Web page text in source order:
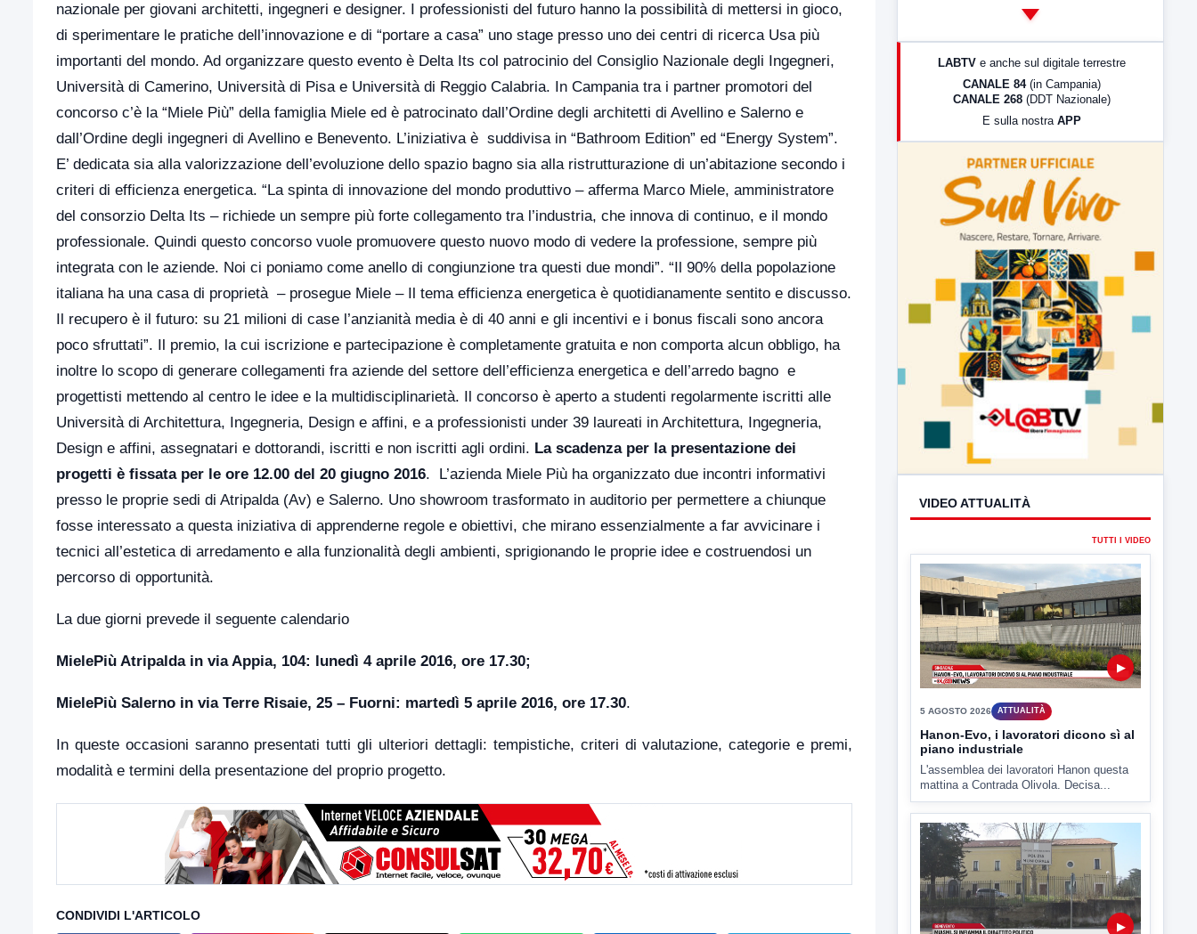
nazionale per giovani architetti, ingegneri e designer. I professionisti del futuro hanno la possibilità di mettersi in gioco,
di sperimentare le pratiche dell’innovazione e di “portare a casa” uno stage presso uno dei centri di ricerca Usa più
importanti del mondo. Ad organizzare questo evento è Delta Its col patrocinio del Consiglio Nazionale degli Ingegneri,
Università di Camerino, Università di Pisa e Università di Reggio Calabria. In Campania tra i partner promotori del
concorso c’è la “Miele Più” della famiglia Miele ed è patrocinato dall’Ordine degli architetti di Avellino e Salerno e
dall’Ordine degli ingegneri di Avellino e Benevento. L’iniziativa è suddivisa in “Bathroom Edition” ed “Energy System”.
E’ dedicata sia alla valorizzazione dell’evoluzione dello spazio bagno sia alla ristrutturazione di un’abitazione secondo i
criteri di efficienza energetica. “La spinta di innovazione del mondo produttivo – afferma Marco Miele, amministratore
del consorzio Delta Its – richiede un sempre più forte collegamento tra l’industria, che innova di continuo, e il mondo
professionale. Quindi questo concorso vuole promuovere questo nuovo modo di vedere la professione, sempre più
integrata con le aziende. Noi ci poniamo come anello di congiunzione tra questi due mondi”. “Il 90% della popolazione
italiana ha una casa di proprietà – prosegue Miele – Il tema efficienza energetica è quotidianamente sentito e discusso.
Il recupero è il futuro: su 21 milioni di case l’anzianità media è di 40 anni e gli incentivi e i bonus fiscali sono ancora
poco sfruttati”. Il premio, la cui iscrizione e partecipazione è completamente gratuita e non comporta alcun obbligo, ha
inoltre lo scopo di generare collegamenti fra aziende del settore dell’efficienza energetica e dell’arredo bagno e
progettisti mettendo al centro le idee e la multidisciplinarietà. Il concorso è aperto a studenti regolarmente iscritti alle
Università di Architettura, Ingegneria, Design e affini, e a professionisti under 39 laureati in Architettura, Ingegneria,
Design e affini, assegnatari e dottorandi, iscritti e non iscritti agli ordini. La scadenza per la presentazione dei
progetti è fissata per le ore 12.00 del 20 giugno 2016. L’azienda Miele Più ha organizzato due incontri informativi
presso le proprie sedi di Atripalda (Av) e Salerno. Uno showroom trasformato in auditorio per permettere a chiunque
fosse interessato a questa iniziativa di apprenderne regole e obiettivi, che mirano essenzialmente a far avvicinare i
tecnici all’estetica di arredamento e alla funzionalità degli ambienti, sprigionando le proprie idee e costruendosi un
percorso di opportunità.
La due giorni prevede il seguente calendario
MielePiù Atripalda in via Appia, 104: lunedì 4 aprile 2016, ore 17.30;
MielePiù Salerno in via Terre Risaie, 25 – Fuorni: martedì 5 aprile 2016, ore 17.30.
In queste occasioni saranno presentati tutti gli ulteriori dettagli: tempistiche, criteri di valutazione, categorie e premi,
modalità e termini della presentazione del proprio progetto.
CONDIVIDI L'ARTICOLO
LabNews (Diretta)
LabNews (replica)
LABTV e anche sul digitale terrestre
CANALE 84 (in Campania)
CANALE 268 (DDT Nazionale)
E sulla nostra APP
VIDEO ATTUALITÀ
TUTTI I VIDEO
▶
5 AGOSTO 2026 ATTUALITÀ
Hanon-Evo, i lavoratori dicono sì al
piano industriale
L'assemblea dei lavoratori Hanon questa
mattina a Contrada Olivola. Decisa...
▶